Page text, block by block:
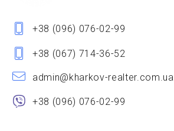
+38 (096) 076-02-99
+38 (067) 714-36-52
admin@kharkov-realter.com.ua
+38 (096) 076-02-99